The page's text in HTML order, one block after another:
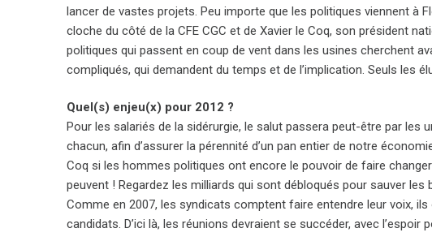
lancer de vastes projets. Peu importe que les politiques viennent à
cloche du côté de la CFE CGC et de Xavier le Coq, son président
politiques qui passent en coup de vent dans les usines cherchent
compliqués, qui demandent du temps et de l’implication. Seuls les
Quel(s) enjeu(x) pour 2012 ?
Pour les salariés de la sidérurgie, le salut passera peut-être par les
chacun, afin d’assurer la pérennité d’un pan entier de notre
Coq si les hommes politiques ont encore le pouvoir de faire
peuvent ! Regardez les milliards qui sont débloqués pour sauver
Comme en 2007, les syndicats comptent faire entendre leur voix,
candidats. D’ici là, les réunions devraient se succéder, avec l’espoir